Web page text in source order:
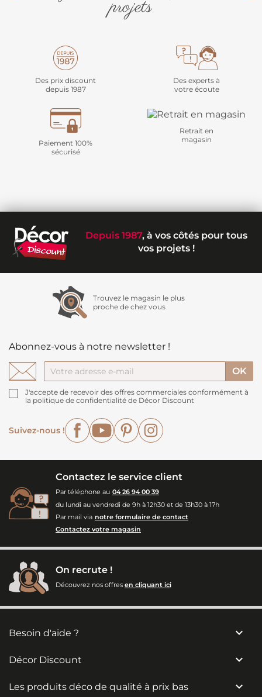
projets
Des prix discount
depuis 1987
Des experts à
votre écoute
Paiement 100%
sécurisé
Retrait en
magasin
Depuis 1987, à vos côtés pour tous
vos projets !
Trouvez le magasin le plus
proche de chez vous
Abonnez-vous à notre newsletter !
J'accepte de recevoir des offres commerciales conformément à
la politique de confidentialité de Décor Discount
Suivez-nous !
FacebookYouTubePinterest
Contactez le service client
Par téléphone au 04 26 94 00 39
du lundi au vendredi de 9h à 12h30 et de 13h30 à 17h
Par mail via notre formulaire de contact
Contactez votre magasin
On recrute !
Découvrez nos offres en cliquant ici
Besoin d'aide ? 
Décor Discount 
Les produits déco de qualité à prix bas 